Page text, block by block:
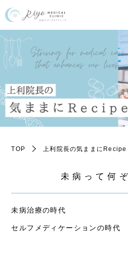
TOP 上利院長の気ままにRecipe
未病って何
未病治療の時代
セルフメディケーションの時代